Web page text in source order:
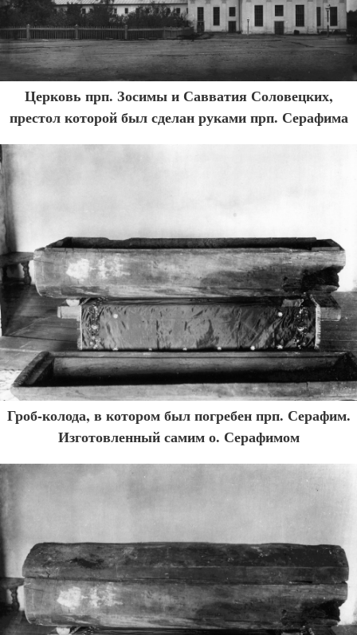
Церковь прп. Зосимы и Савватия Соловецких,
престол которой был сделан руками прп. Серафима
Гроб-колода, в котором был погребен прп. Серафим.
Изготовленный самим о. Серафимом